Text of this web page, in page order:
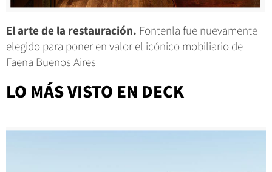
El arte de la restauración. Fontenla fue nuevamente
elegido para poner en valor el icónico mobiliario de
Faena Buenos Aires
LO MÁS VISTO EN DECK